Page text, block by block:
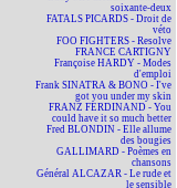
soixante-deux
FATALS PICARDS - Droit de
véto
FOO FIGHTERS - Resolve
FRANCE CARTIGNY
Françoise HARDY - Modes
d'emploi
Frank SINATRA & BONO - I've
got you under my skin
FRANZ FERDINAND - You
could have it so much better
Fred BLONDIN - Elle allume
des bougies
GALLIMARD - Poèmes en
chansons
Général ALCAZAR - Le rude et
le sensible